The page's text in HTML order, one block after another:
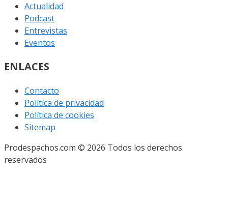
Actualidad
Podcast
Entrevistas
Eventos
ENLACES
Contacto
Política de privacidad
Política de cookies
Sitemap
Prodespachos.com © 2026 Todos los derechos
reservados